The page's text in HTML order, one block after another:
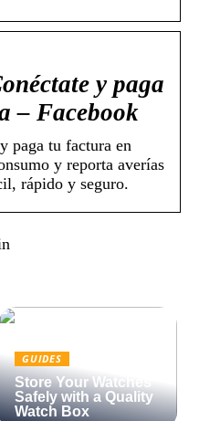
y paga
– Facebook
paga tu factura en
y reporta averías
rápido y seguro.
GUIDES
Store Your Watches
Safely with a Quality
Watch Box